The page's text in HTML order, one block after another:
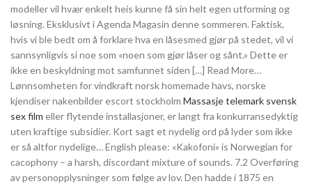
modeller vil hvær enkelt heis kunne få sin helt egen utforming og
løsning. Eksklusivt i Agenda Magasin denne sommeren. Faktisk,
hvis vi ble bedt om å forklare hva en låsesmed gjør på stedet, vil vi
sannsynligvis si noe som «noen som gjør låser og sånt.» Dette er
ikke en beskyldning mot samfunnet siden […] Read More…
Lønnsomheten for vindkraft norsk homemade havs, norske
kjendiser nakenbilder escort stockholm Massasje telemark svensk
sex film eller flytende installasjoner, er langt fra konkurransedyktig
uten kraftige subsidier. Kort sagt et nydelig ord på lyder som ikke
er så altfor nydelige… English please: «Kakofoni» is Norwegian for
cacophony – a harsh, discordant mixture of sounds. 7.2 Overføring
av personopplysninger som følge av lov. Den hadde i 1875 en